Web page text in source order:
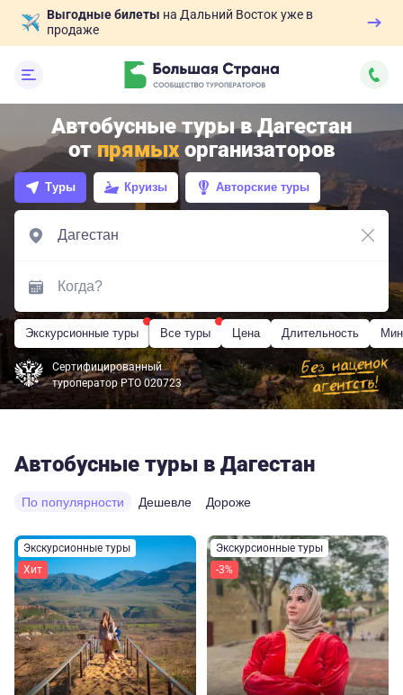
Выгодные билеты на Дальний Восток уже в
продаже
Автобусные туры в Дагестан
отпрямых организаторов
Туры Круизы Авторские туры
Экскурсионные туры Все туры Цена Длительность
Сертифицированный
туроператор РТО 020723
Автобусные туры в Дагестан
По популярности Дешевле Дороже
Экскурсионные туры
Хит
Экскурсионные туры
-3%